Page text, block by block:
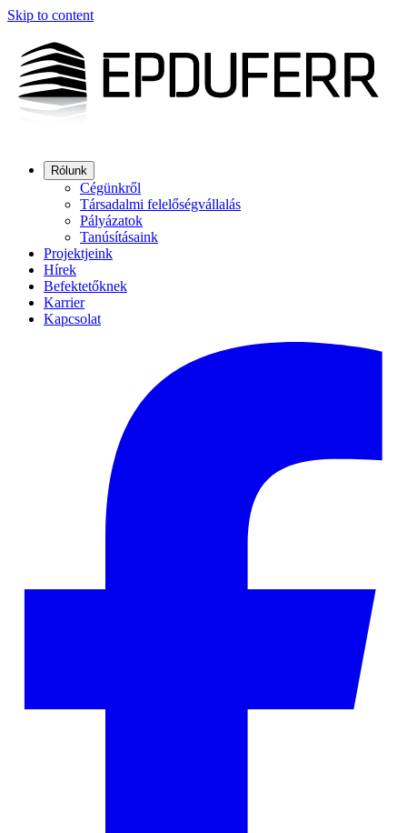
Skip to content
Rólunk
Cégünkről
Társadalmi felelőségvállalás
Pályázatok
Tanúsításaink
Projektjeink
Hírek
Befektetőknek
Karrier
Kapcsolat